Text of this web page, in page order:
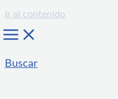
Ir al contenido
Buscar